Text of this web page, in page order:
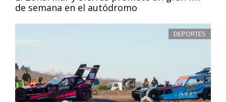
de semana en el autódromo
DEPORTES